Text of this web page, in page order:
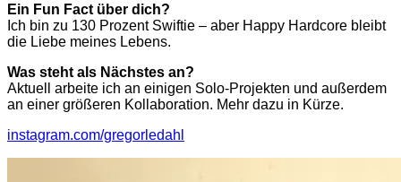
Ein Fun Fact über dich?
Ich bin zu 130 Prozent Swiftie – aber Happy Hardcore bleibt
die Liebe meines Lebens.
Was steht als Nächstes an?
Aktuell arbeite ich an einigen Solo-Projekten und außerdem
an einer größeren Kollaboration. Mehr dazu in Kürze.
instagram.com/gregorledahl